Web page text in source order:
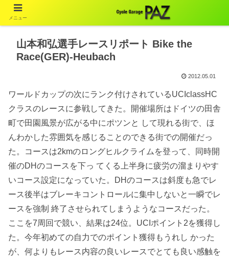
山本和弘選手レースリポート Bike the
Race(GER)-Heubach
2012.05.01
ワールドカップの次にランク付けされているUCIclassHC
クラスのレースに参戦してきた。開催場所はドイツの田舎
町で田園風景が広がる中にポツンと して現れる街で、ほ
んわかした雰囲気を感じることのできる街での開催だっ
た。コースは2kmのロングヒルクライムを登って、同時開
催のDHのコースを下っ てくる上半身に疲労の溜まりやす
いコース設定になっていた。DHのコースは斜度も急でレ
ース後半はブレーキコントロールに集中しないと一瞬でレ
ースを強制 終了させられてしまうようなコースだった。
ここを7周回で競い、結果は24位。UCIポイント2を獲得し
た。今年初めての自力でのポイント獲得もうれし かった
が、何よりもレース内容の良いレースでとても良い感触を
メニュー